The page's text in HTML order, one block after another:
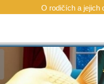
O rodičích a jejich